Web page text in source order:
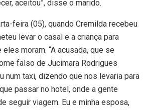
aceitou”, disse o marido.
feira (05), quando Cremilda recebeu
levar o casal e a criança para
moram. “A acusada, que se
falso de Jucimara Rodrigues
num taxi, dizendo que nos levaria para
passar no hotel, onde a gente
seguir viagem. Eu e minha esposa,